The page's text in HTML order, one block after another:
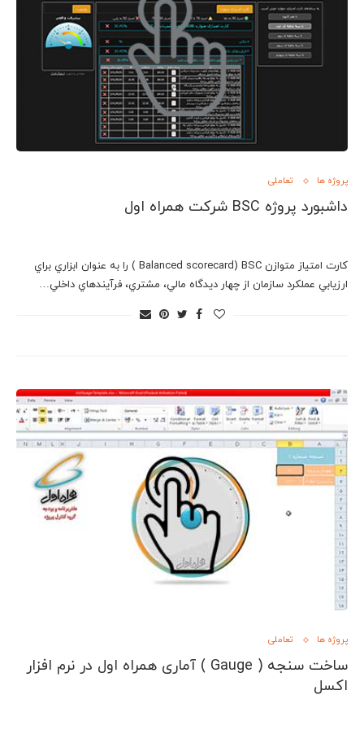
پروژه ها تعاملی
داشبورد پروژه BSC شرکت همراه اول
کارت امتیاز متوازن Balanced scorecard) BSC ) را به عنوان ابزاري براي
ارزيابي عملكرد سازمان از چهار ديدگاه مالي، مشتري، فرآيندهاي داخلي…
پروژه ها تعاملی
ساخت سنجه ( Gauge ) آماری همراه اول در نرم افزار
اکسل